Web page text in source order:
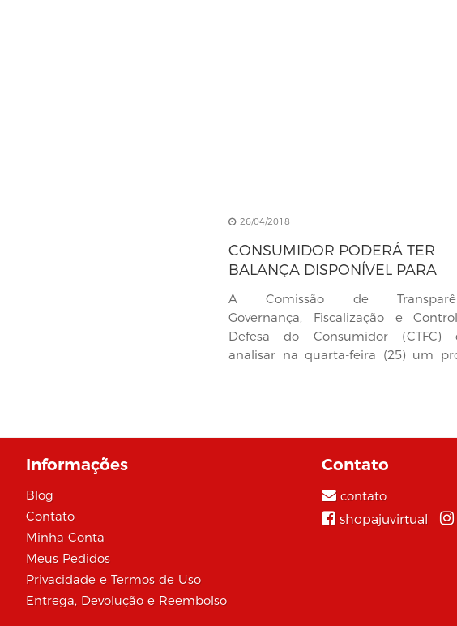
26/04/2018
CONSUMIDOR PODERÁ TER
BALANÇA DISPONÍVEL PARA
A Comissão de
Governança, Fiscalização e
Defesa do Consumidor (CTFC)
analisar na quarta-feira (25) um
Informações
Blog
Contato
Minha Conta
Meus Pedidos
Privacidade e Termos de Uso
Entrega, Devolução e Reembolso
Contato
contato
shopajuvirtual